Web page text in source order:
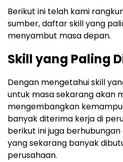
Berikut ini telah kami
sumber, daftar skill yang
menyambut masa depan.
Skill yang Paling
Dengan mengetahui skill
untuk masa sekarang akan
mengembangkan
banyak diterima kerja di
berikut ini juga
yang sekarang banyak
perusahaan.